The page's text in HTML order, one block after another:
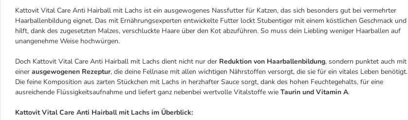
Kattovit Vital Care Anti Hairball mit Lachs ist ein ausgewogenes Nassfutter für Katzen, das sich besonders gut bei vermehrter
Haarballenbildung eignet. Das mit Ernährungsexperten entwickelte Futter lockt Stubentiger mit einem köstlichen Geschmack und
hilft, dank des zugesetzten Malzes, verschluckte Haare über den Kot abzuführen. So muss dein Liebling weniger Haarballen auf
unangenehme Weise hochwürgen.
Doch Kattovit Vital Care Anti Hairball mit Lachs dient nicht nur der Reduktion von Haarballenbildung, sondern punktet auch mit
einer ausgewogenen Rezeptur, die deine Fellnase mit allen wichtigen Nährstoffen versorgt, die sie für ein vitales Leben benötigt.
Die feine Komposition aus zarten Stückchen mit Lachs in herzhafter Sauce sorgt, dank des hohen Feuchtegehalts, für eine
ausreichende Flüssigkeitsaufnahme und liefert ganz nebenbei wertvolle Vitalstoffe wie Taurin und Vitamin A.
Kattovit Vital Care Anti Hairball mit Lachs im Überblick: